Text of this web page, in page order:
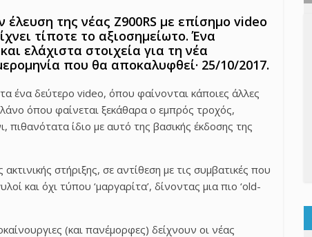
έλευση της νέας Z900RS με επίσημο video
τίποτε το αξιοσημείωτο. Ένα
ελάχιστα στοιχεία για τη νέα
που θα αποκαλυφθεί· 25/10/2017.
ένα δεύτερο video, όπου φαίνονται κάποιες άλλες
όπου φαίνεται ξεκάθαρα ο εμπρός τροχός,
ίδιο με αυτό της βασικής έκδοσης της
στήριξης, σε αντίθεση με τις συμβατικές που
και όχι τύπου ‘μαργαρίτα’, δίνοντας μια πιο ‘old-
(και πανέμορφες) δείχνουν οι νέας